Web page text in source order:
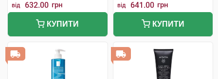
від 632.00 грн
КУПИТИ
від 641.00 грн
КУПИТИ